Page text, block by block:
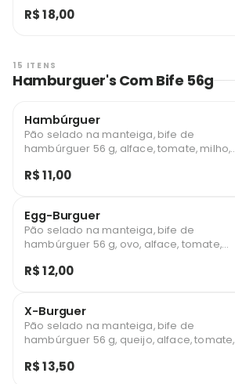
R$ 18,00
15 ITENS
Hamburguer's Com Bife 56g
Hambúrguer
Pão selado na manteiga, bife de
hambúrguer 56 g, alface, tomate, milho,
R$ 11,00
Egg-Burguer
Pão selado na manteiga, bife de
hambúrguer 56 g, ovo, alface, tomate,
R$ 12,00
X-Burguer
Pão selado na manteiga, bife de
hambúrguer 56 g, queijo, alface, tomate,
R$ 13,50